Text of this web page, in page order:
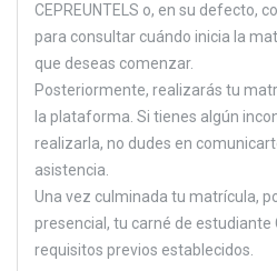
CEPREUNTELS o, en su defecto,
para consultar cuándo inicia la
que deseas comenzar.
Posteriormente, realizarás tu
la plataforma. Si tienes algún
realizarla, no dudes en
asistencia.
Una vez culminada tu matrícula,
presencial, tu carné de estudiante
requisitos previos establecidos.